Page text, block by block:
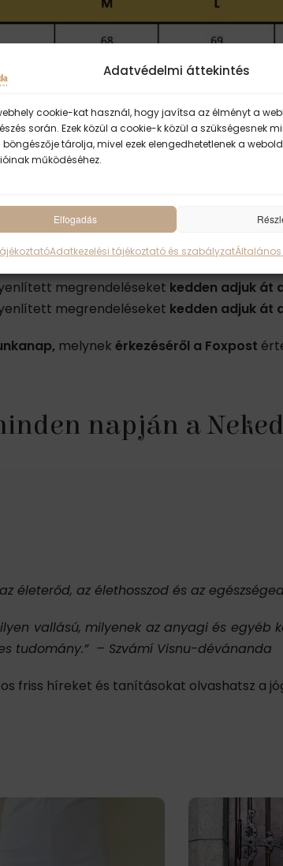
Adatvédelmi áttekintés
cookie-kat használ, hogy javítsa az élményt a
során. Ezek közül a cookie-k közül a szükségesnek
böngészője tárolja, mivel ezek elengedhetetlenek a
működéséhez.
Elfogadás
Adatkezelési tájékoztató és szabályzatÁltalános
IDE KATTINTVA
megrendeléseket kedden adjuk át
megrendeléseket kedden adjuk át
melynek érkezéséről a Foxpost
napján a
életerőd, az élethosszod és az
vallású, milyenek az anyagi és
tudomány.” – Szvámí Visnu-dévánanda
friss híreket és tanításokat olvashatsz a